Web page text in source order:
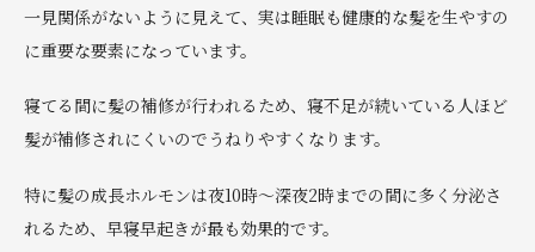
一見関係がないように見えて、実は睡眠も健康的な髪を生やすの
に重要な要素になっています。
寝てる間に髪の補修が行われるため、寝不足が続いている人ほど
髪が補修されにくいのでうねりやすくなります。
特に髪の成長ホルモンは夜10時～深夜2時までの間に多く分泌さ
れるため、早寝早起きが最も効果的です。